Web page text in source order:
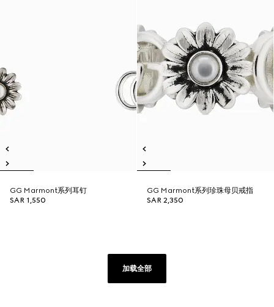
GG Marmont系列耳钉
SAR 1,550
GG Marmont系列珍珠母贝戒指
SAR 2,350
加载全部